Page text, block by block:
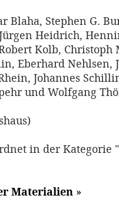
Blaha, Stephen G.
Heidrich,
Kolb, Christoph
Eberhard Nehlsen,
Johannes
und Wolfgang
in der Kategorie
Materialien »